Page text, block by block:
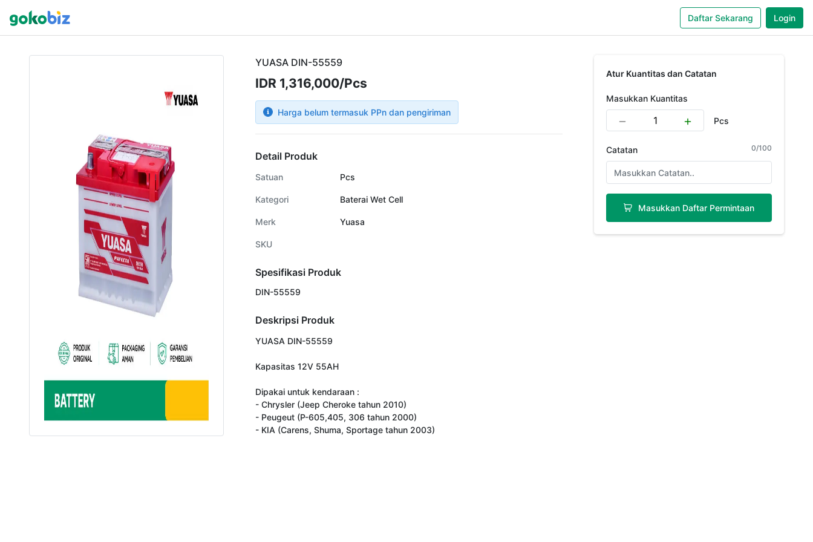
Daftar Sekarang Login
YUASA DIN-55559
IDR 1,316,000/Pcs
Harga belum termasuk PPn dan pengiriman
Detail Produk
Satuan Pcs
Kategori Baterai Wet Cell
Merk Yuasa
SKU
Spesifikasi Produk
DIN-55559
Deskripsi Produk
YUASA DIN-55559
Kapasitas 12V 55AH
Dipakai untuk kendaraan :
- Chrysler (Jeep Cheroke tahun 2010)
- Peugeut (P-605,405, 306 tahun 2000)
- KIA (Carens, Shuma, Sportage tahun 2003)
Atur Kuantitas dan Catatan
Masukkan Kuantitas
Pcs
Catatan 0/100
Masukkan Daftar Permintaan